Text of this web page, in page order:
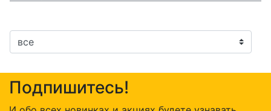
Подпишитесь!